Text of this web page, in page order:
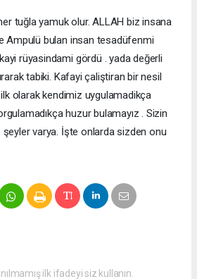
tuğla yamuk olur. ALLAH biz insana
Ampulü bulan insan tesadüfenmi
rüyasindami gördü . yada değerli
tabiki. Kafayi çaliştiran bir nesil
olarak kendimiz uygulamadikça
huzur bulamayız . Sizin
varya. İşte onlarda sizden onu
ilk ifadeyi siz kullanın.